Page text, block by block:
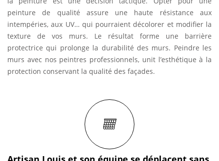
peinture de qualité assure une haute résistance aux
intempéries, aux UV… qui pourraient décolorer et modifier la
texture de vos murs. Le résultat forme une barrière
protectrice qui prolonge la durabilité des murs. Peindre les
murs avec nos peintres professionnels, unit l’esthétique à la
protection conservant la qualité des façades.